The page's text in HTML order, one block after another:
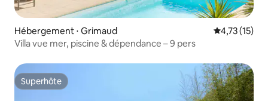
Hébergement ⋅ Grimaud Évaluation
4,73 (15)
Villa vue mer, piscine & dépendance – 9 pers
Superhôte
Superhôte